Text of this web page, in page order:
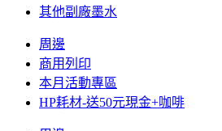
其他副廠墨水
周邊
商用列印
本月活動專區
HP耗材-送50元現金+咖啡